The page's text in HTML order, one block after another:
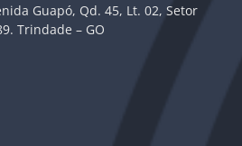
Guapó, Qd. 45, Lt. 02, Setor
Trindade – GO